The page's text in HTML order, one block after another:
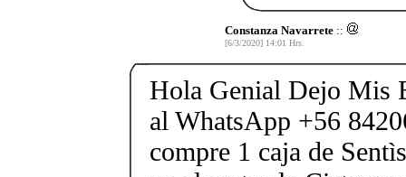
Constanza Navarrete::
[6/3/2020] 14:01 Hrs.
Hola Genial Dejo Mis
al WhatsApp +56
compre 1 caja de